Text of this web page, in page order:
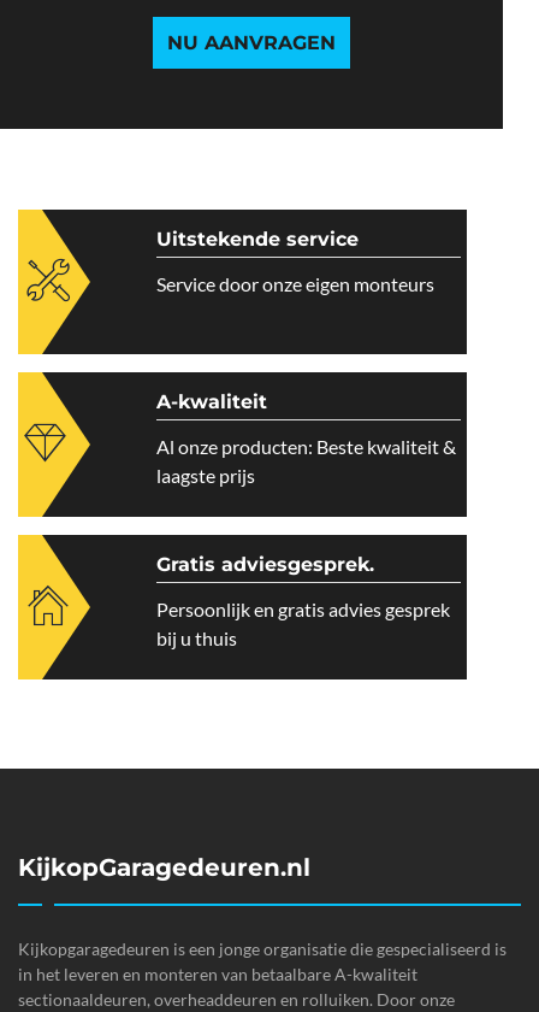
NU AANVRAGEN
Uitstekende service
Service door onze eigen monteurs
A-kwaliteit
Al onze producten: Beste kwaliteit &
laagste prijs
Gratis adviesgesprek.
Persoonlijk en gratis advies gesprek
bij u thuis
KijkopGaragedeuren.nl
Kijkopgaragedeuren is een jonge organisatie die gespecialiseerd is
in het leveren en monteren van betaalbare A-kwaliteit
sectionaaldeuren, overheaddeuren en rolluiken. Door onze